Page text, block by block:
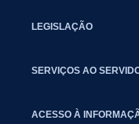
LEGISLAÇÃO
SERVIÇOS AO
ACESSO À